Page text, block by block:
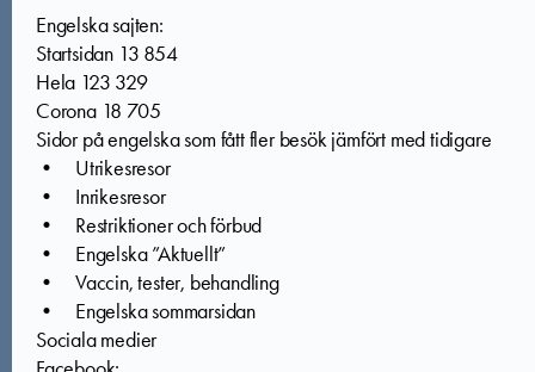
Engelska sajten:
Startsidan 13 854
Hela 123 329
Corona 18 705
Sidor på engelska som fått fler besök jämfört med tidigare
• Utrikesresor
• Inrikesresor
• Restriktioner och förbud
• Engelska ”Aktuellt”
• Vaccin, tester, behandling
• Engelska sommarsidan
Sociala medier